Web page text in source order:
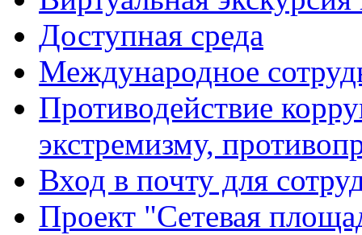
Доступная среда
Международное
Противодействие
экстремизму,
Вход в почту для
Проект "Сетевая